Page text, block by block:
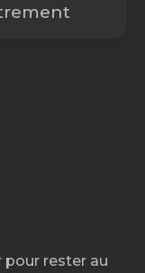
pour rester au